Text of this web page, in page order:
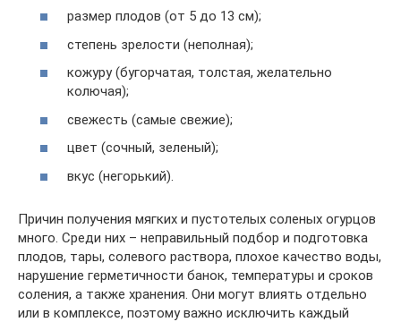
размер плодов (от 5 до 13 см);
степень зрелости (неполная);
кожуру (бугорчатая, толстая, желательно
колючая);
свежесть (самые свежие);
цвет (сочный, зеленый);
вкус (негорький).
Причин получения мягких и пустотелых соленых огурцов
много. Среди них – неправильный подбор и подготовка
плодов, тары, солевого раствора, плохое качество воды,
нарушение герметичности банок, температуры и сроков
соления, а также хранения. Они могут влиять отдельно
или в комплексе, поэтому важно исключить каждый